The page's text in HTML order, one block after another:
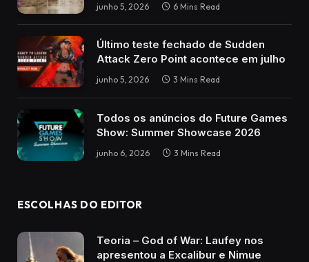
junho 5, 2026 6 Mins Read
Último teste fechado de Sudden
Attack Zero Point acontece em julho
junho 5, 2026 3 Mins Read
Todos os anúncios do Future Games
Show: Summer Showcase 2026
junho 6, 2026 3 Mins Read
ESCOLHAS DO EDITOR
Teoria – God of War: Laufey nos
apresentou a Excalibur e Nimue